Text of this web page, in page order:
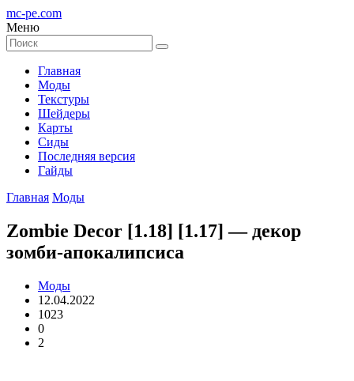
mc-pe.com
Меню
Главная
Моды
Текстуры
Шейдеры
Карты
Сиды
Последняя версия
Гайды
Главная Моды
Zombie Decor [1.18] [1.17] — декор
зомби-апокалипсиса
Моды
12.04.2022
1023
0
2